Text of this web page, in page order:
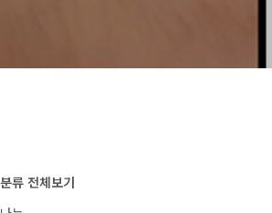
분류 전체보기